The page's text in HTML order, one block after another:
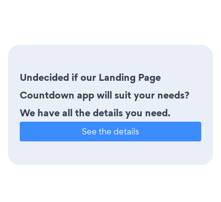
Undecided if our Landing Page
Countdown app will suit your needs?
We have all the details you need.
See the details